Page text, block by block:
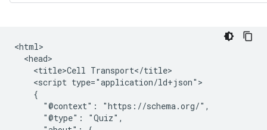
<html>
  <head>
    <title>Cell Transport</title>
    <script type="application/ld+json">
    {
      "@context": "https://schema.org/",
      "@type": "Quiz",